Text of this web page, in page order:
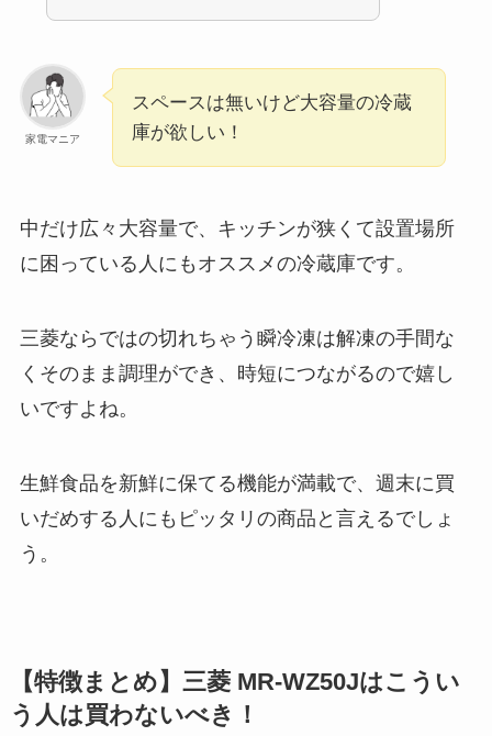
家電マニア
スペースは無いけど大容量の冷蔵
庫が欲しい！
中だけ広々大容量で、キッチンが狭くて設置場所
に困っている人にもオススメの冷蔵庫です。
三菱ならではの切れちゃう瞬冷凍は解凍の手間な
くそのまま調理ができ、時短につながるので嬉し
いですよね。
生鮮食品を新鮮に保てる機能が満載で、週末に買
いだめする人にもピッタリの商品と言えるでしょ
う。
【特徴まとめ】三菱 MR-WZ50Jはこうい
う人は買わないべき！